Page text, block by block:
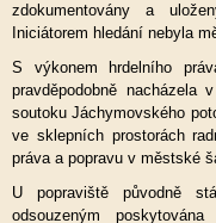
zdokumentovány a
Iniciátorem hledání nebyla
S výkonem hrdelního
pravděpodobně
soutoku Jáchymovského
ve sklepních prostorách
práva a popravu v městské
U popraviště původně
odsouzeným